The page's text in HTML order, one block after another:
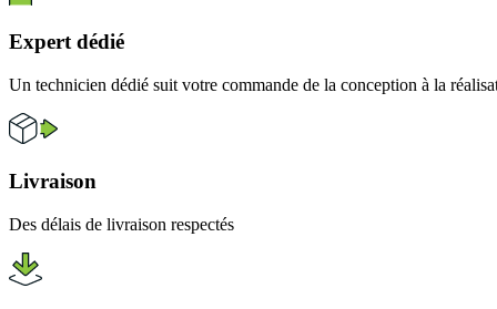
Expert dédié
Un technicien dédié suit votre commande de la conception à la
Livraison
Des délais de livraison respectés